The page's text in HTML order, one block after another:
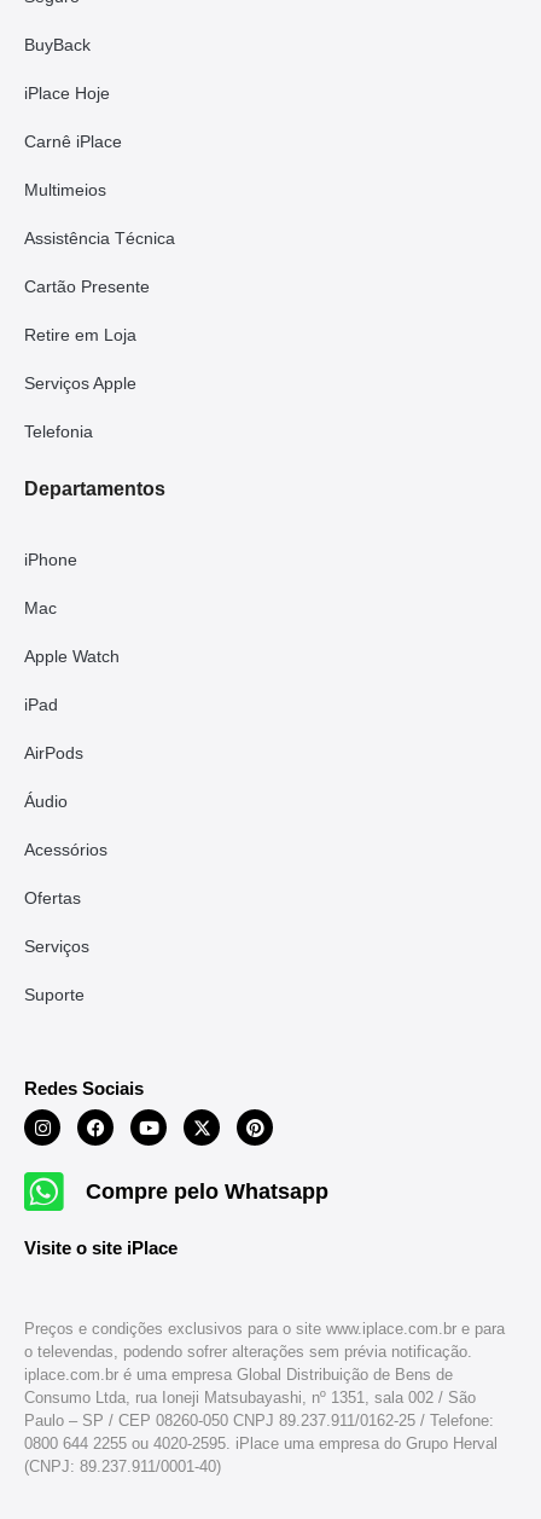
BuyBack
iPlace Hoje
Carnê iPlace
Multimeios
Assistência Técnica
Cartão Presente
Retire em Loja
Serviços Apple
Telefonia
Departamentos
iPhone
Mac
Apple Watch
iPad
AirPods
Áudio
Acessórios
Ofertas
Serviços
Suporte
Redes Sociais
Compre pelo Whatsapp
Visite o site iPlace
Preços e condições exclusivos para o site www.iplace.com.br e para
o televendas, podendo sofrer alterações sem prévia notificação.
iplace.com.br é uma empresa Global Distribuição de Bens de
Consumo Ltda, rua Ioneji Matsubayashi, nº 1351, sala 002 / São
Paulo – SP / CEP 08260-050 CNPJ 89.237.911/0162-25 / Telefone:
0800 644 2255 ou 4020-2595. iPlace uma empresa do Grupo Herval
(CNPJ: 89.237.911/0001-40)